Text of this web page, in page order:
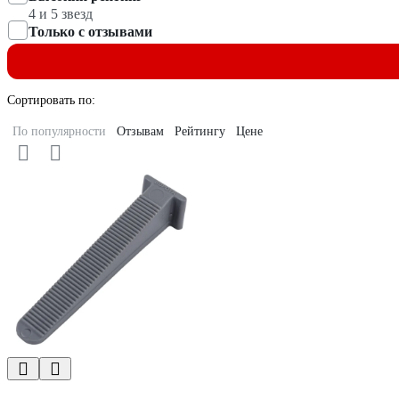
4 и 5 звезд
Только с отзывами
Сортировать по:
По популярности Отзывам Рейтингу Цене